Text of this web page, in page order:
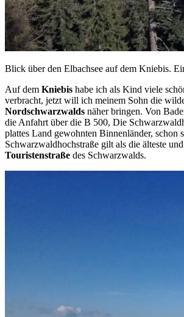
Blick über den Elbachsee auf dem Kniebis.
Auf dem Kniebis habe ich als Kind viele
verbracht, jetzt will ich meinem Sohn die
Nordschwarzwalds näher bringen. Von
die Anfahrt über die B 500, Die
plattes Land gewohnten Binnenländer, schon
Schwarzwaldhochstraße gilt als die älteste und
Touristenstraße des Schwarzwalds.